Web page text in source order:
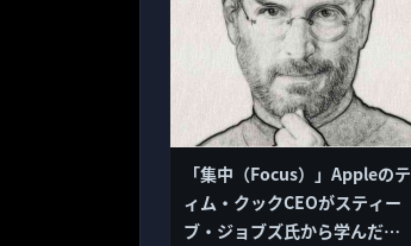
「集中（Focus）」Appleのテ
ィム・クックCEOがスティー
ブ・ジョブズ氏から学んだこ